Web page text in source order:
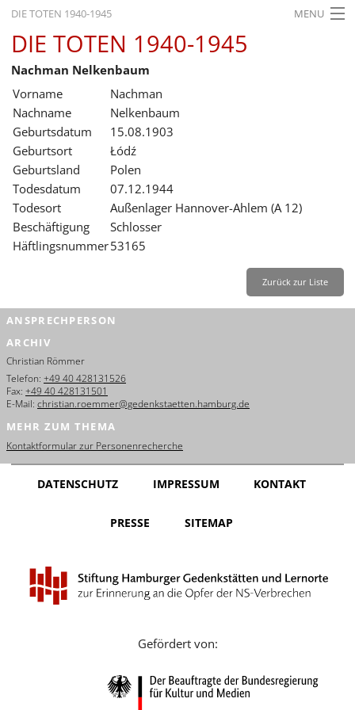
DIE TOTEN 1940-1945 MENU
STARTSEITE
AKTUELLES
AUSSTELLUNGEN
GESCHICHTE
BILDUNG
FORSCHUNG
SERVICE
Français
Dansk
Español
Nederlands
Português
Русский
Leichte Sprache
DIE TOTEN 1940-1945
Nachman Nelkenbaum
Vorname
Nachman
Nachname
Nelkenbaum
Geburtsdatum
15.08.1903
Geburtsort
Łódź
Geburtsland
Polen
Todesdatum
07.12.1944
Todesort
Außenlager Hannover-Ahlem (A 12)
Beschäftigung
Schlosser
Häftlingsnummer53165
Zurück zur Liste
ANSPRECHPERSON
ARCHIV
Christian Römmer
Telefon: +49 40 428131526
Fax: +49 40 428131501
E-Mail: christian.roemmer@gedenkstaetten.hamburg.de
MEHR ZUM THEMA
Kontaktformular zur Personenrecherche
DATENSCHUTZ IMPRESSUM KONTAKT
PRESSE SITEMAP
Gefördert von: